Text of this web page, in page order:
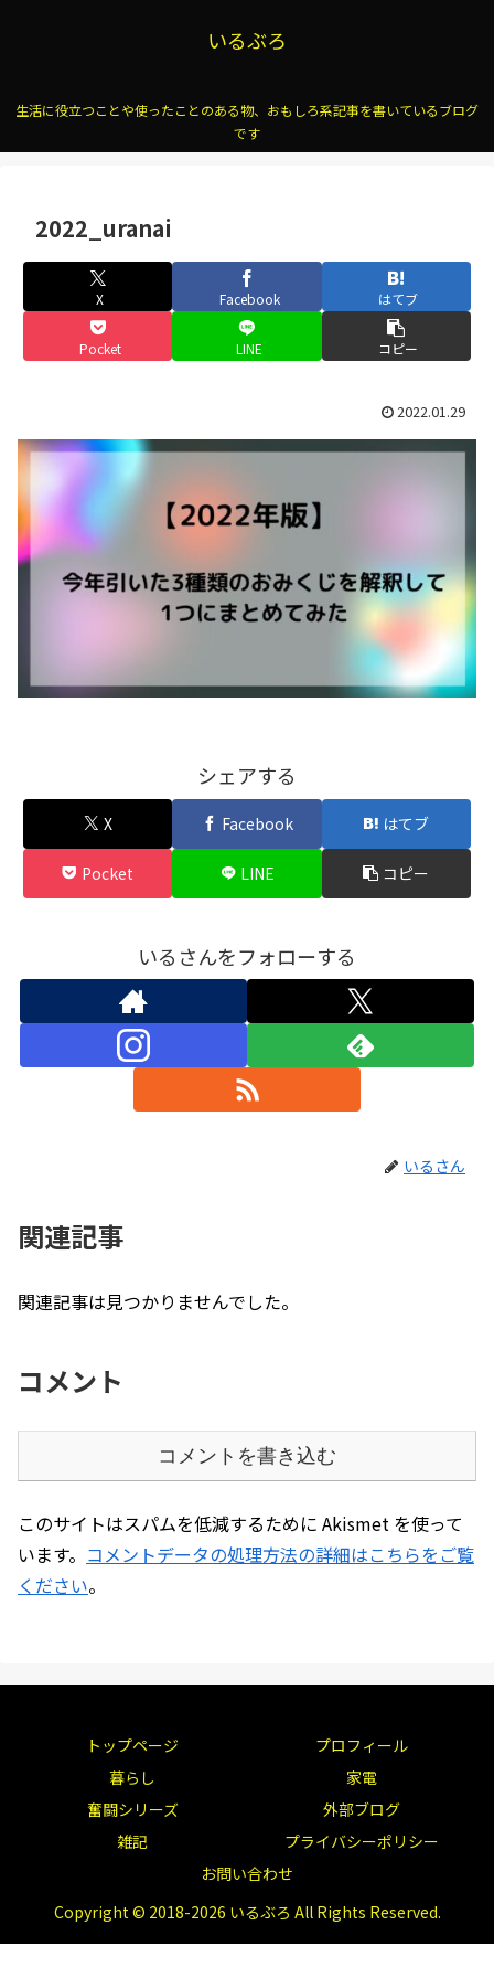
いるぶろ
生活に役立つことや使ったことのある物、おもしろ系記事を書いているブログ
です
2022_uranai
X Facebook はてブ
Pocket LINE コピー
2022.01.29
シェアする
X Facebook はてブ
Pocket LINE コピー
いるさんをフォローする
いるさん
関連記事
関連記事は見つかりませんでした。
コメント
コメントを書き込む
このサイトはスパムを低減するために Akismet を使って
います。 コメントデータの処理方法の詳細はこちらをご覧
ください。
トップページ
プロフィール
暮らし
家電
奮闘シリーズ
外部ブログ
雑記
プライバシーポリシー
お問い合わせ
Copyright © 2018-2026 いるぶろ All Rights Reserved.